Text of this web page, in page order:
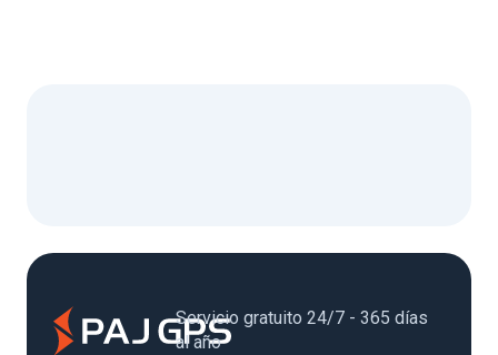
Servicio gratuito 24/7 - 365 días
al año